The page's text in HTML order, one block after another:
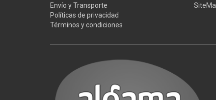
Envío y Transporte
Políticas de privacidad
Términos y condiciones